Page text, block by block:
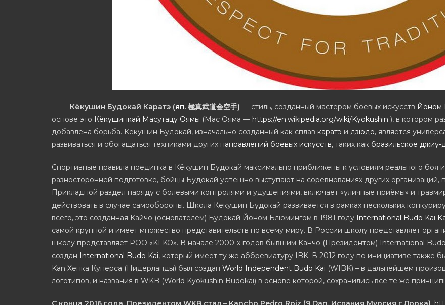
Кёкушин Будокай Каратэ (яп. 極真武道会空手) — стиль, созданный мастером боевых искусств Йоном
основе это Кёкушинкай Масутацу Оямы (Мас Ояма — https://en.wikipedia.org/wiki/Kyokushin ), в котором
добавлена борьба. Кёкушин Будокай, изначально созданный как сплав каратэ и дзюдо, является
развиваться и обогащаться техниками других направлений боевых искусств, таких как бразильское джиу-
Спортивные правила поединка в Кёкушин Будокай максимально приближены к условиям реального боя
разносторонней подготовке, бойцы Будокай успешно выступают на соревнованиях других
Прикладной раздел наряду с болевыми контролями и удушениями, включает «уличные приёмы» и
действовать в случае самообороны. Школа Кёкушин Будокай развивается в рамках нескольких
всего, это созданная Кайчо (основателем) Будокай Йоном Блюмингом в 1981 году International Budo Kai
самой крупной и имеет множество представительств по всему миру. В России школу представляет
школу представляет РОО «KFKO». В начале 2000-х годов бывшим Канчо (Президентом) International
создан International Budo Kai, который имеет ту же аббревиатуру IBK. В 2012 году по инициативе также
Kan Хенка Куперса (Нидерланды) был создан World Independent Budo Kai (WIBK) – в дальнейшем
логотипов, и названия в WKB (World Kyokushin Budokai) в основе которой, сохранились все те же